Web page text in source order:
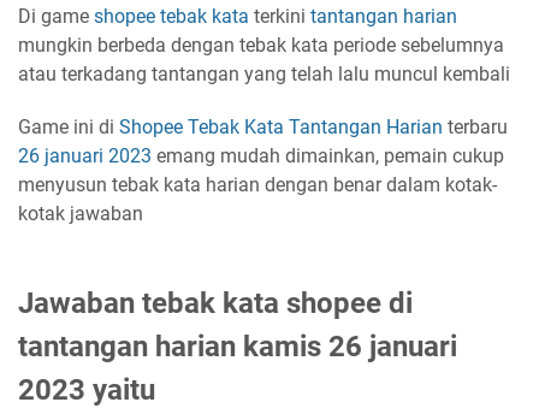
Di game shopee tebak kata terkini tantangan harian
mungkin berbeda dengan tebak kata periode sebelumnya
atau terkadang tantangan yang telah lalu muncul kembali
Game ini di Shopee Tebak Kata Tantangan Harian terbaru
26 januari 2023 emang mudah dimainkan, pemain cukup
menyusun tebak kata harian dengan benar dalam kotak-
kotak jawaban
Jawaban tebak kata shopee di
tantangan harian kamis 26 januari
2023 yaitu